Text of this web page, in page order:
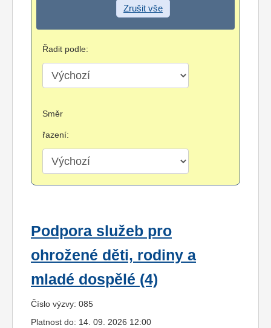
Zrušit vše
Řadit podle:
Směr
řazení:
Podpora služeb pro
ohrožené děti, rodiny a
mladé dospělé (4)
Číslo výzvy: 085
Platnost do: 14. 09. 2026 12:00